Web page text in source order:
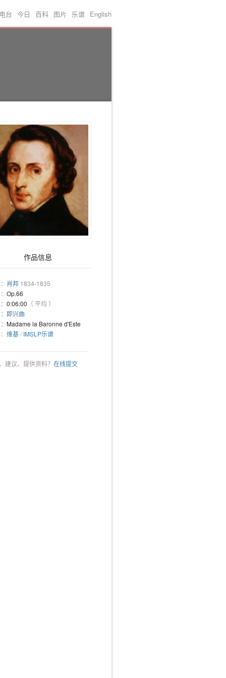
电台 今日 百科 图片 乐谱 English
作品信息
肖邦 1834-1835
Op.66
0:06:00 （ 平均 ）
即兴曲
Madame la Baronne d'Este
维基/IMSLP乐谱
建议、提供资料？ 在线提交